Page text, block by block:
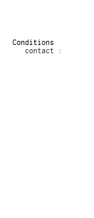
Conditions
contact :